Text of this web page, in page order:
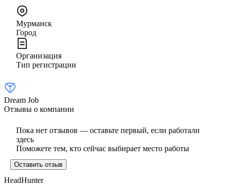
Мурманск
Город
Организация
Тип регистрации
Dream Job
Отзывы о компании
Пока нет отзывов — оставьте первый, если работали
здесь
Поможете тем, кто сейчас выбирает место работы
Оставить отзыв
HeadHunter